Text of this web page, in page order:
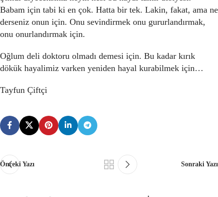
Babam için tabi ki en çok. Hatta bir tek. Lakin, fakat, ama ne
derseniz onun için. Onu sevindirmek onu gururlandırmak,
onu onurlandırmak için.
Oğlum deli doktoru olmadı demesi için. Bu kadar kırık
dökük hayalimiz varken yeniden hayal kurabilmek için…
Tayfun Çiftçi
Önceki Yazı Sonraki Yazı